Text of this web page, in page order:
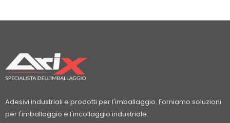
Adesivi industriali e prodotti per l'imballaggio. Forniamo soluzioni
per l'imballaggio e l'incollaggio industriale.